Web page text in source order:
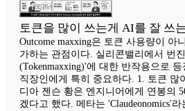
토큰을 많이 쓰는게 AI를 잘 쓰
Outcome maxxing은 토큰 사용량이 아
가하는 관점이다. 실리콘밸리에서 번
(Tokenmaxxing)'에 대한 반작용으로
직장인에게 특히 중요하다. 1. 토큰 많
디아 젠슨 황은 엔지니어에게 연봉의
겠다고 했다. 메타는 'Claudeonomics'